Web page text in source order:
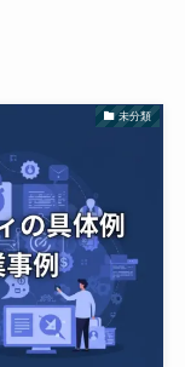
未分類